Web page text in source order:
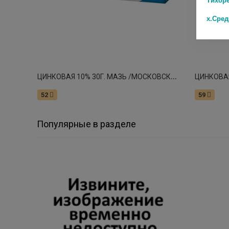
Ц
ИНКОВАЯ 10% 30Г. МАЗЬ /МОСКОВСКАЯ ФФ/
52 59
Популярные в разделе